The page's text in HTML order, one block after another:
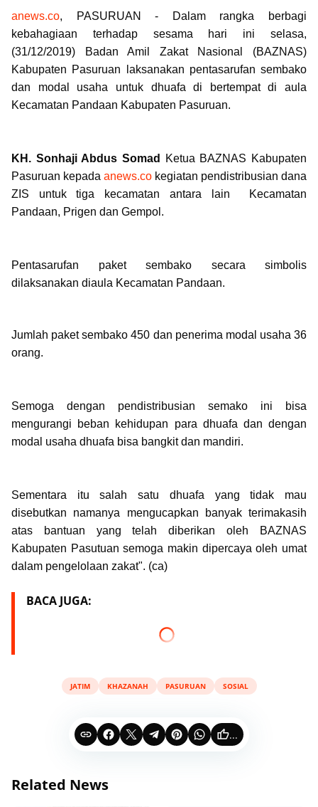
anews.co, PASURUAN -
Dalam rangka berbagi
kebahagiaan terhadap sesama hari ini selasa,
(31/12/2019) Badan Amil Zakat Nasional (BAZNAS)
Kabupaten Pasuruan laksanakan pentasarufan sembako
dan modal usaha untuk dhuafa di bertempat di aula
Kecamatan Pandaan Kabupaten Pasuruan.
KH. Sonhaji Abdus Somad
Ketua BAZNAS Kabupaten
Pasuruan kepada anews.co kegiatan pendistribusian dana
ZIS untuk tiga kecamatan antara lain Kecamatan
Pandaan, Prigen dan Gempol.
Pentasarufan paket sembako secara simbolis
dilaksanakan diaula Kecamatan Pandaan.
Jumlah paket sembako 450 dan penerima modal usaha 36
orang.
Semoga dengan pendistribusian semako ini bisa
mengurangi beban kehidupan para dhuafa dan dengan
modal usaha dhuafa bisa bangkit dan mandiri.
Sementara itu salah satu dhuafa yang tidak mau
disebutkan namanya mengucapkan banyak terimakasih
atas bantuan yang telah diberikan oleh BAZNAS
Kabupaten Pasutuan semoga makin dipercaya oleh umat
dalam pengelolaan zakat". (ca)
BACA JUGA:
JATIM KHAZANAH PASURUAN SOSIAL
...
Related News